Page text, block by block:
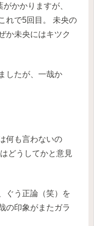
かかりますが、
れで5回目。
未央の
か未央にはキツク
したが、一哉か
何も言わないの
どうしてかと意見
ぐう正論（笑）を
の印象がまたガラ